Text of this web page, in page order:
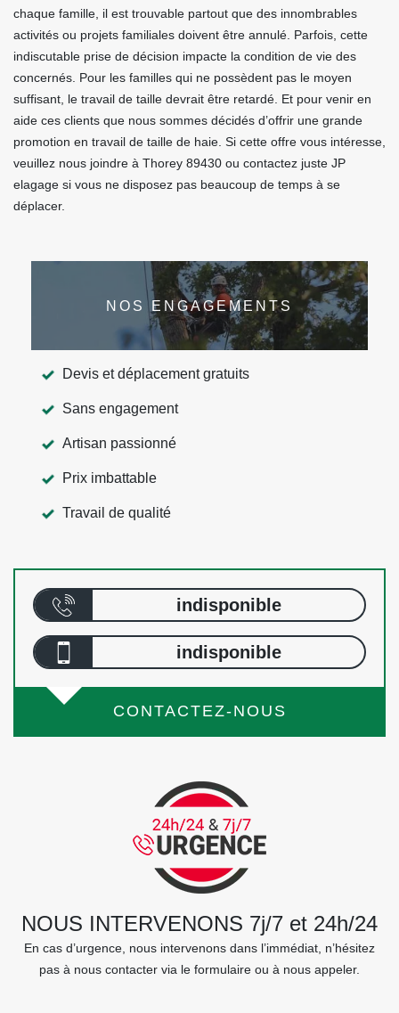
chaque famille, il est trouvable partout que des innombrables
activités ou projets familiales doivent être annulé. Parfois, cette
indiscutable prise de décision impacte la condition de vie des
concernés. Pour les familles qui ne possèdent pas le moyen
suffisant, le travail de taille devrait être retardé. Et pour venir en
aide ces clients que nous sommes décidés d’offrir une grande
promotion en travail de taille de haie. Si cette offre vous intéresse,
veuillez nous joindre à Thorey 89430 ou contactez juste JP
elagage si vous ne disposez pas beaucoup de temps à se
déplacer.
NOS ENGAGEMENTS
Devis et déplacement gratuits
Sans engagement
Artisan passionné
Prix imbattable
Travail de qualité
indisponible
indisponible
CONTACTEZ-NOUS
NOUS INTERVENONS 7j/7 et 24h/24
En cas d’urgence, nous intervenons dans l’immédiat, n’hésitez
pas à nous contacter via le formulaire ou à nous appeler.